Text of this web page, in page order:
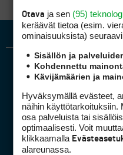
Otava ja sen (95)
keräävät tietoa (esim.
ominaisuuk­sista)
Sisällön ja
Kohdennettu
Kävijämäärien ja
Hyväksymällä evästeet,
näihin
osa palveluista tai
optimaalisesti. Voit
klikkaamalla
alareunassa.